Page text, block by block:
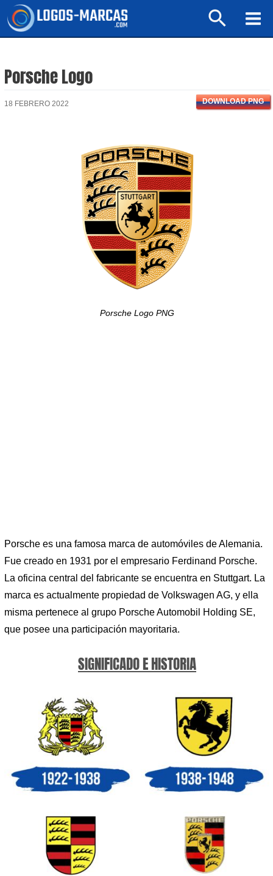
Buscar
Porsche Logo
18 FEBRERO 2022 DOWNLOAD PNG
Porsche Logo PNG
Porsche es una famosa marca de automóviles de Alemania.
Fue creado en 1931 por el empresario Ferdinand Porsche.
La oficina central del fabricante se encuentra en Stuttgart. La
marca es actualmente propiedad de Volkswagen AG, y ella
misma pertenece al grupo Porsche Automobil Holding SE,
que posee una participación mayoritaria.
SIGNIFICADO E HISTORIA